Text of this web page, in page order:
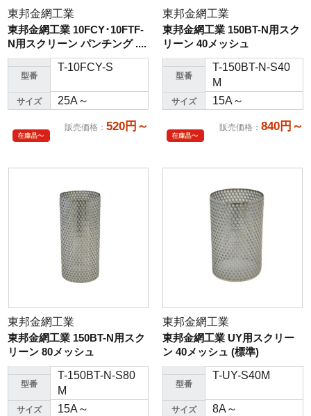
東邦金網工業
東邦金網工業 10FCY･10FTF-
N用スクリーン パンチング ....
型番
T-10FCY-S
サイズ 25A～
販売価格 ： 520円～
東邦金網工業
東邦金網工業 150BT-N用スク
リーン 40メッシュ
型番
T-150BT-N-S40
M
サイズ 15A～
販売価格 ： 840円～
東邦金網工業
東邦金網工業 150BT-N用スク
リーン 80メッシュ
型番
T-150BT-N-S80
M
サイズ 15A～
東邦金網工業
東邦金網工業 UY用スクリー
ン 40メッシュ (標準)
型番
T-UY-S40M
サイズ 8A～